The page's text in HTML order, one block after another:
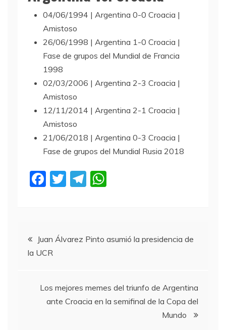
04/06/1994 | Argentina 0-0 Croacia |
Amistoso
26/06/1998 | Argentina 1-0 Croacia |
Fase de grupos del Mundial de Francia
1998
02/03/2006 | Argentina 2-3 Croacia |
Amistoso
12/11/2014 | Argentina 2-1 Croacia |
Amistoso
21/06/2018 | Argentina 0-3 Croacia |
Fase de grupos del Mundial Rusia 2018
F
b
o
k
T
T
a A
Navegación
de
entradas
Juan Álvarez Pinto asumió la presidencia de
la UCR
Los mejores memes del triunfo de Argentina
ante Croacia en la semifinal de la Copa del
Mundo